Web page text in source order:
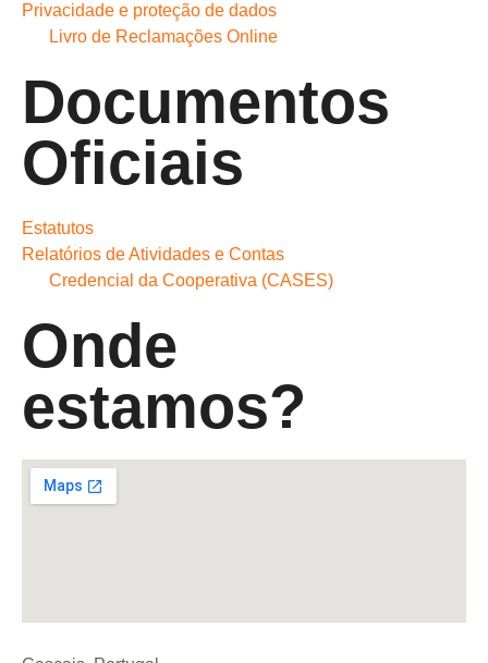
Privacidade e proteção de dados
Livro de Reclamações Online
Documentos
Oficiais
Estatutos
Relatórios de Atividades e Contas
Credencial da Cooperativa (CASES)
Onde
estamos?